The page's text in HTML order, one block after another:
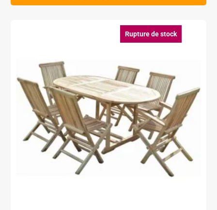
Rupture de stock